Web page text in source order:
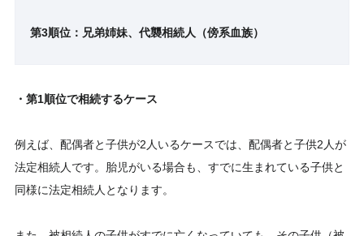
第3順位：兄弟姉妹、代襲相続人（傍系血族）
・第1順位で相続するケース
例えば、配偶者と子供が2人いるケースでは、配偶者と子供2人が
法定相続人です。胎児がいる場合も、すでに生まれている子供と
同様に法定相続人となります。